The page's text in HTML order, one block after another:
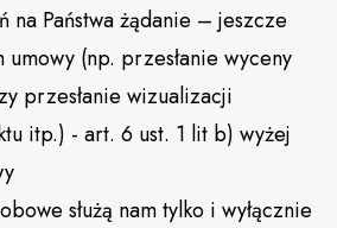
na Państwa żądanie – jeszcze
(np. przesłanie wyceny
przesłanie wizualizacji
itp.) - art. 6 ust. 1 lit b) wyżej
służą nam tylko i wyłącznie